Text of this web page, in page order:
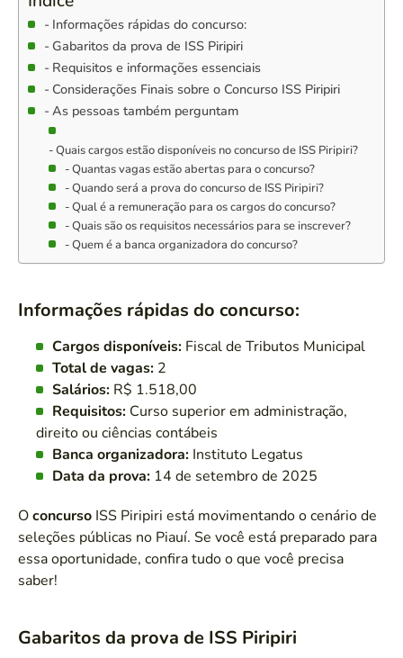
Informações rápidas do concurso:
Gabaritos da prova de ISS Piripiri
Requisitos e informações essenciais
Considerações Finais sobre o Concurso ISS Piripiri
As pessoas também perguntam
Quais cargos estão disponíveis no concurso de ISS Piripiri?
Quantas vagas estão abertas para o concurso?
Quando será a prova do concurso de ISS Piripiri?
Qual é a remuneração para os cargos do concurso?
Quais são os requisitos necessários para se inscrever?
Quem é a banca organizadora do concurso?
Informações rápidas do concurso:
Cargos disponíveis: Fiscal de Tributos Municipal
Total de vagas: 2
Salários: R$ 1.518,00
Requisitos: Curso superior em administração,
direito ou ciências contábeis
Banca organizadora: Instituto Legatus
Data da prova: 14 de setembro de 2025
Oconcurso ISS Piripiri está movimentando o cenário de
seleções públicas no Piauí. Se você está preparado para
essa oportunidade, confira tudo o que você precisa
saber!
Gabaritos da prova de ISS Piripiri